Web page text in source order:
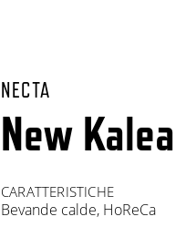
NECTA
New Kalea
CARATTERISTICHE
Bevande calde, HoReCa